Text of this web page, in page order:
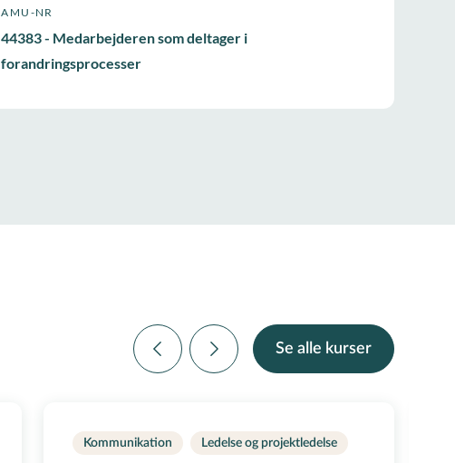
AMU-NR
44383 - Medarbejderen som deltager i
forandringsprocesser
Se alle kurser
Kommunikation Ledelse og projektledelse